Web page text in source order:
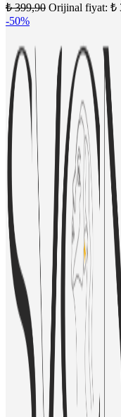
₺399,90 Orijinal fiyat: ₺
-50%